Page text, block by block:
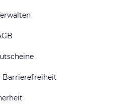
Barrierefreiheit